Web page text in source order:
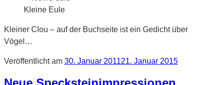
Kleine Eule
Kleiner Clou – auf der Buchseite ist ein Gedicht über
Vögel…
Veröffentlicht am 30. Januar 201121. Januar 2015